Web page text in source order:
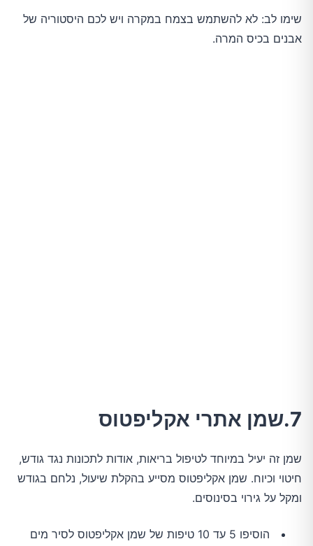
שימו לב: לא להשתמש בצמח במקרה ויש לכם היסטוריה של
אבנים בכיס המרה.
7.שמן אתרי אקליפטוס
שמן זה יעיל במיוחד לטיפול בריאות, אודות לתכונות נגד גודש,
חיטוי וכיוח. שמן אקליפטוס מסייע בהקלת שיעול, נלחם בגודש
ומקל על גירוי בסינוסים.
הוסיפו 5 עד 10 טיפות של שמן אקליפטוס לסיר מים